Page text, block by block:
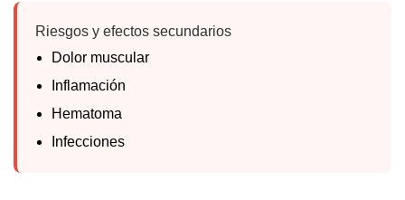
Riesgos y efectos secundarios
Dolor muscular
Inflamación
Hematoma
Infecciones